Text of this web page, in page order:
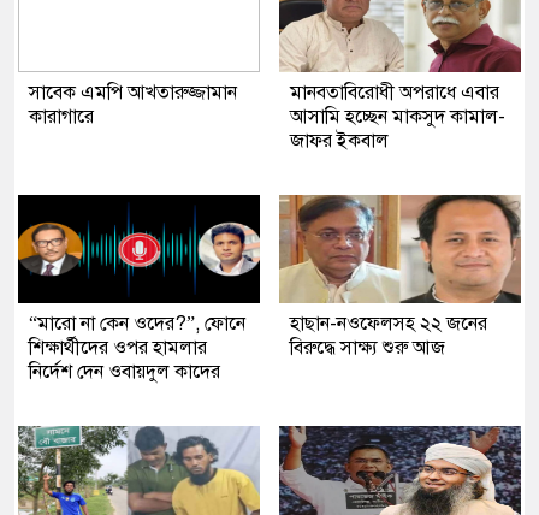
সাবেক এমপি আখতারুজ্জামান
কারাগারে
মানবতাবিরোধী অপরাধে এবার
আসামি হচ্ছেন মাকসুদ কামাল-
জাফর ইকবাল
“মারো না কেন ওদের?”, ফোনে
শিক্ষার্থীদের ওপর হামলার
নির্দেশ দেন ওবায়দুল কাদের
হাছান-নওফেলসহ ২২ জনের
বিরুদ্ধে সাক্ষ্য শুরু আজ